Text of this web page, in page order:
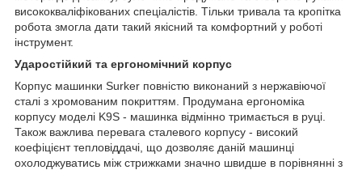
висококваліфікованих спеціалістів. Тільки тривала та кропітка
робота змогла дати такий якісний та комфортний у роботі
інструмент.
Ударостійкий та ергономічний корпус
Корпус машинки Surker повністю виконаний з нержавіючої
сталі з хромованим покриттям. Продумана ергономіка
корпусу моделі K9S - машинка відмінно тримається в руці.
Також важлива перевага сталевого корпусу - високий
коефіцієнт тепловіддачі, що дозволяє даній машинці
охолоджуватись між стрижками значно швидше в порівнянні з